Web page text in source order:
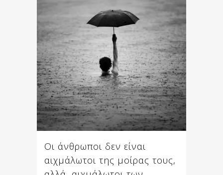
Οι άνθρωποι δεν είναι
αιχμάλωτοι της μοίρας τους,